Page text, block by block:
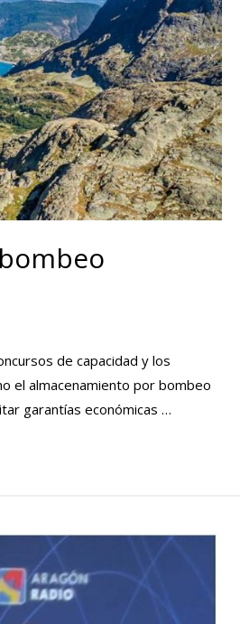
de capacidad y los
el almacenamiento por bombeo
garantías económicas …